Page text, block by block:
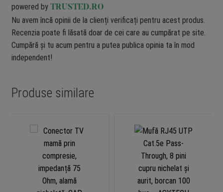
powered by TRUSTED.RO
Nu avem încă opinii de la clienți verificați pentru acest produs.
Recenzia poate fi lăsată doar de cei care au cumpărat pe site.
Cumpără și tu acum pentru a putea publica opinia ta în mod
independent!
Produse similare